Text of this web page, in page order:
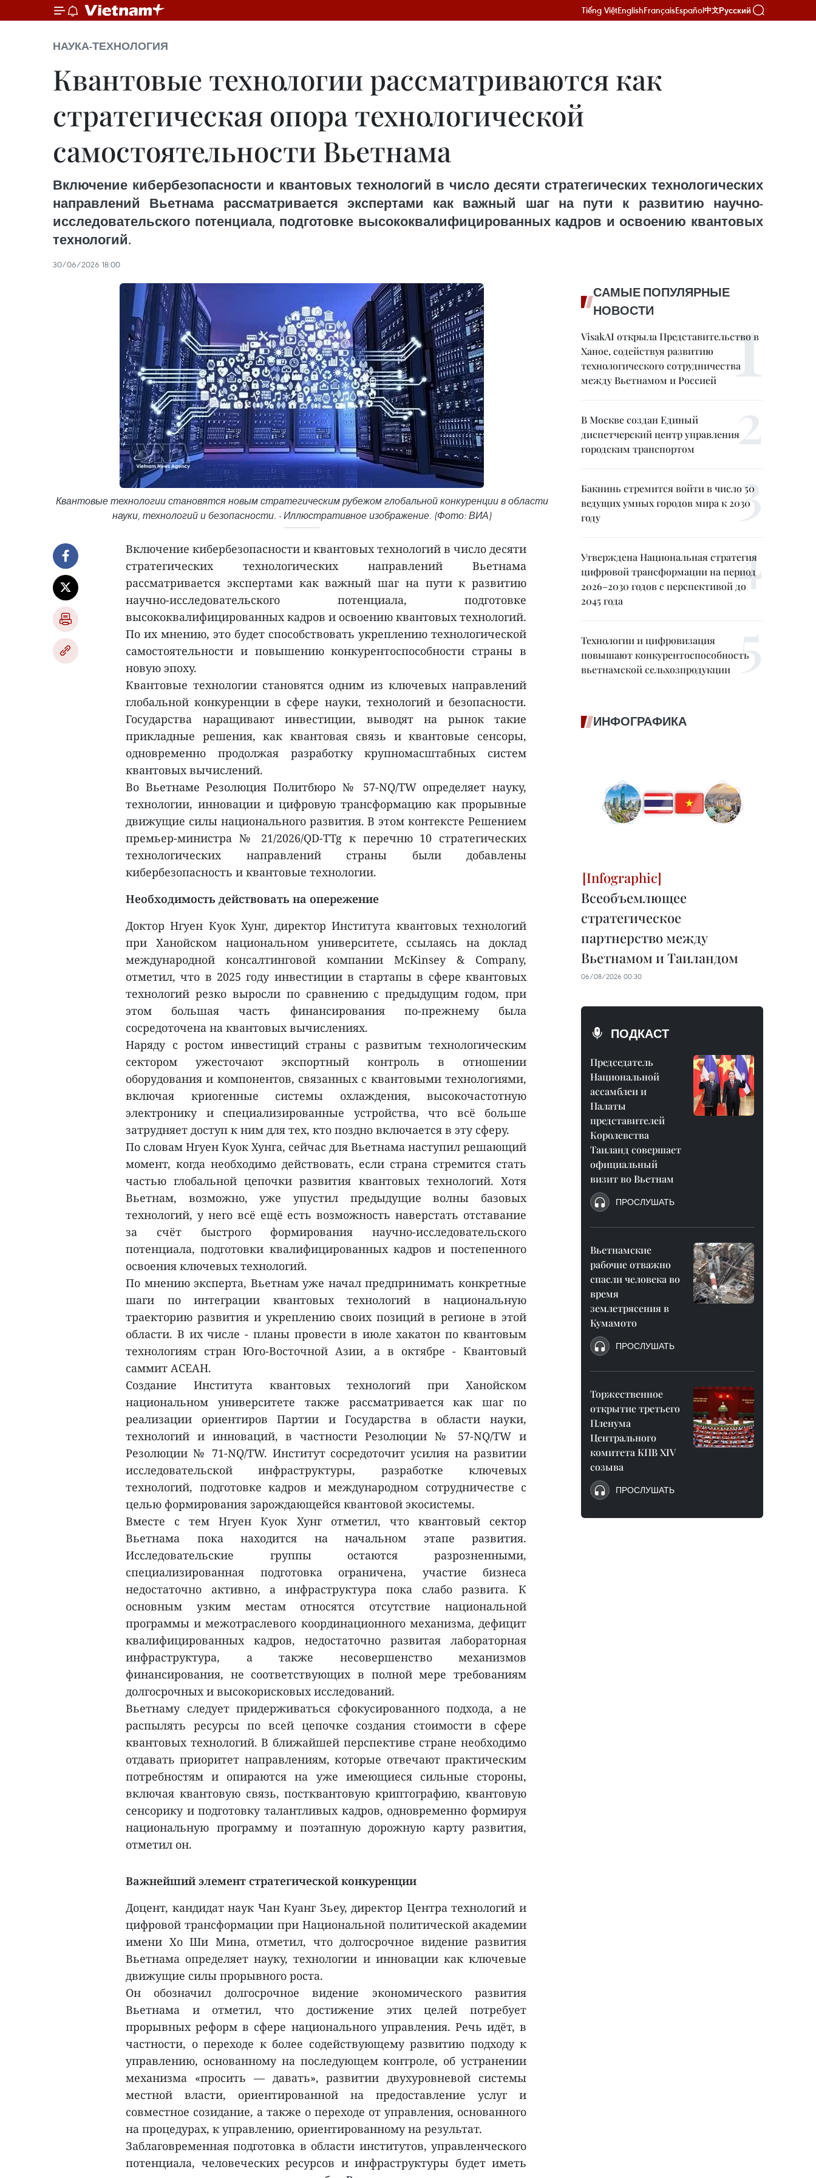
Tiếng ViệtEnglishFrançaisEspañol中文Русский
НАУКА-ТЕХНОЛОГИЯ
Квантовые технологии рассматриваются как
стратегическая опора технологической
самостоятельности Вьетнама
Включение кибербезопасности и квантовых технологий в число десяти стратегических технологических
направлений Вьетнама рассматривается экспертами как важный шаг на пути к развитию научно-
исследовательского потенциала, подготовке высококвалифицированных кадров и освоению квантовых
технологий.
30/06/2026 18:00
Квантовые технологии становятся новым стратегическим рубежом глобальной конкуренции в области
науки, технологий и безопасности. - Иллюстративное изображение. (Фото: ВИА)
Включение кибербезопасности и квантовых технологий в число десяти
стратегических технологических направлений Вьетнама
рассматривается экспертами как важный шаг на пути к развитию
научно-исследовательского потенциала, подготовке
высококвалифицированных кадров и освоению квантовых технологий.
По их мнению, это будет способствовать укреплению технологической
самостоятельности и повышению конкурентоспособности страны в
новую эпоху.
Квантовые технологии становятся одним из ключевых направлений
глобальной конкуренции в сфере науки, технологий и безопасности.
Государства наращивают инвестиции, выводят на рынок такие
прикладные решения, как квантовая связь и квантовые сенсоры,
одновременно продолжая разработку крупномасштабных систем
квантовых вычислений.
Во Вьетнаме Резолюция Политбюро № 57-NQ/TW определяет науку,
технологии, инновации и цифровую трансформацию как прорывные
движущие силы национального развития. В этом контексте Решением
премьер-министра № 21/2026/QD-TTg к перечню 10 стратегических
технологических направлений страны были добавлены
кибербезопасность и квантовые технологии.
Необходимость действовать на опережение
Доктор Нгуен Куок Хунг, директор Института квантовых технологий
при Ханойском национальном университете, ссылаясь на доклад
международной консалтинговой компании McKinsey & Company,
отметил, что в 2025 году инвестиции в стартапы в сфере квантовых
технологий резко выросли по сравнению с предыдущим годом, при
этом большая часть финансирования по-прежнему была
сосредоточена на квантовых вычислениях.
Наряду с ростом инвестиций страны с развитым технологическим
сектором ужесточают экспортный контроль в отношении
оборудования и компонентов, связанных с квантовыми технологиями,
включая криогенные системы охлаждения, высокочастотную
электронику и специализированные устройства, что всё больше
затрудняет доступ к ним для тех, кто поздно включается в эту сферу.
По словам Нгуен Куок Хунга, сейчас для Вьетнама наступил решающий
момент, когда необходимо действовать, если страна стремится стать
частью глобальной цепочки развития квантовых технологий. Хотя
Вьетнам, возможно, уже упустил предыдущие волны базовых
технологий, у него всё ещё есть возможность наверстать отставание
за счёт быстрого формирования научно-исследовательского
потенциала, подготовки квалифицированных кадров и постепенного
освоения ключевых технологий.
По мнению эксперта, Вьетнам уже начал предпринимать конкретные
шаги по интеграции квантовых технологий в национальную
траекторию развития и укреплению своих позиций в регионе в этой
области. В их числе - планы провести в июле хакатон по квантовым
технологиям стран Юго-Восточной Азии, а в октябре - Квантовый
саммит АСЕАН.
Создание Института квантовых технологий при Ханойском
национальном университете также рассматривается как шаг по
реализации ориентиров Партии и Государства в области науки,
технологий и инноваций, в частности Резолюции № 57-NQ/TW и
Резолюции № 71-NQ/TW. Институт сосредоточит усилия на развитии
исследовательской инфраструктуры, разработке ключевых
технологий, подготовке кадров и международном сотрудничестве с
целью формирования зарождающейся квантовой экосистемы.
Вместе с тем Нгуен Куок Хунг отметил, что квантовый сектор
Вьетнама пока находится на начальном этапе развития.
Исследовательские группы остаются разрозненными,
специализированная подготовка ограничена, участие бизнеса
недостаточно активно, а инфраструктура пока слабо развита. К
основным узким местам относятся отсутствие национальной
программы и межотраслевого координационного механизма, дефицит
квалифицированных кадров, недостаточно развитая лабораторная
инфраструктура, а также несовершенство механизмов
финансирования, не соответствующих в полной мере требованиям
долгосрочных и высокорисковых исследований.
Вьетнаму следует придерживаться сфокусированного подхода, а не
распылять ресурсы по всей цепочке создания стоимости в сфере
квантовых технологий. В ближайшей перспективе стране необходимо
отдавать приоритет направлениям, которые отвечают практическим
потребностям и опираются на уже имеющиеся сильные стороны,
включая квантовую связь, постквантовую криптографию, квантовую
сенсорику и подготовку талантливых кадров, одновременно формируя
национальную программу и поэтапную дорожную карту развития,
отметил он.
Важнейший элемент стратегической конкуренции
Доцент, кандидат наук Чан Куанг Зьеу, директор Центра технологий и
цифровой трансформации при Национальной политической академии
имени Хо Ши Мина, отметил, что долгосрочное видение развития
Вьетнама определяет науку, технологии и инновации как ключевые
движущие силы прорывного роста.
Он обозначил долгосрочное видение экономического развития
Вьетнама и отметил, что достижение этих целей потребует
прорывных реформ в сфере национального управления. Речь идёт, в
частности, о переходе к более содействующему развитию подходу к
управлению, основанному на последующем контроле, об устранении
механизма «просить — давать», развитии двухуровневой системы
местной власти, ориентированной на предоставление услуг и
совместное созидание, а также о переходе от управления, основанного
на процедурах, к управлению, ориентированному на результат.
Заблаговременная подготовка в области институтов, управленческого
потенциала, человеческих ресурсов и инфраструктуры будет иметь
САМЫЕ ПОПУЛЯРНЫЕ
НОВОСТИ
VisakAI открыла Представительство в
Ханое, содействуя развитию
технологического сотрудничества
между Вьетнамом и Россией
В Москве создан Единый
диспетчерский центр управления
городским транспортом
Бакнинь стремится войти в число 50
ведущих умных городов мира к 2030
году
Утверждена Национальная стратегия
цифровой трансформации на период
2026–2030 годов с перспективой до
2045 года
Технологии и цифровизация
повышают конкурентоспособность
вьетнамской сельхозпродукции
ИНФОГРАФИКА
Всеобъемлющее
стратегическое
партнерство между
Вьетнамом и Таиландом
06/08/2026 00:30
ПОДКАСТ
Председатель
Национальной
ассамблеи и
Палаты
представителей
Королевства
Таиланд совершает
официальный
визит во Вьетнам
ПРОСЛУШАТЬ
Вьетнамские
рабочие отважно
спасли человека во
время
землетрясения в
Кумамото
ПРОСЛУШАТЬ
Торжественное
открытие третьего
Пленума
Центрального
комитета КПВ XIV
созыва
ПРОСЛУШАТЬ